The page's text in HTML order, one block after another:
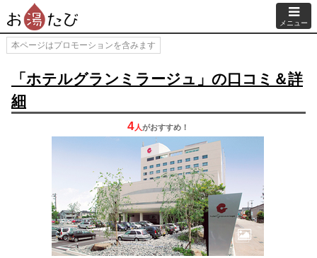
メニュー
本ページはプロモーションを含みます
「ホテルグランミラージュ」の口コミ＆詳
細
4人がおすすめ！